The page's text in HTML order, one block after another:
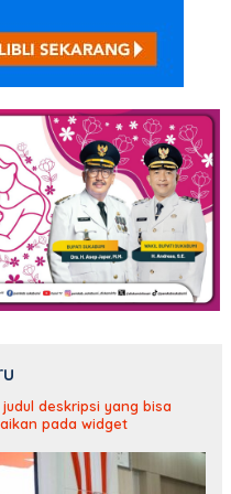
deskripsi yang bisa
pada widget